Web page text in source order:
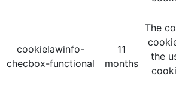
cookielawinfo-
checbox-functional
11
months
The
the